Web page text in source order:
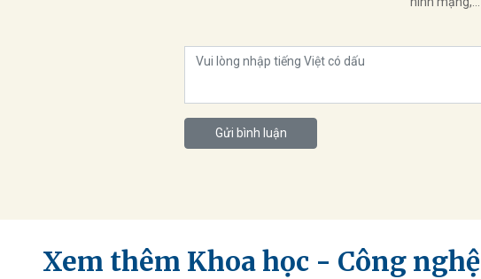
Gửi bình luận
Xem thêm Khoa học - Công nghệ